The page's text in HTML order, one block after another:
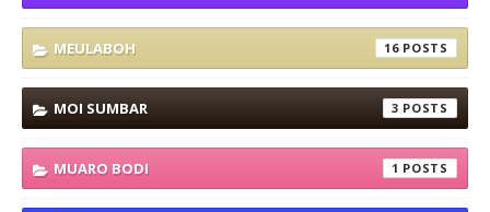
MEULABOH 16
MOI SUMBAR 3
MUARO BODI 1